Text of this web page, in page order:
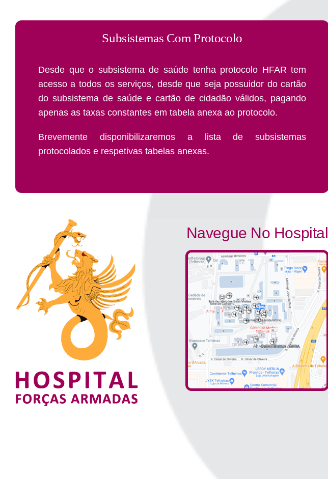
Subsistemas Com Protocolo
Desde que o subsistema de saúde tenha protocolo HFAR tem
acesso a todos os serviços, desde que seja possuidor do cartão
do subsistema de saúde e cartão de cidadão válidos, pagando
apenas as taxas constantes em tabela anexa ao protocolo.
Brevemente disponibilizaremos a lista de subsistemas
protocolados e respetivas tabelas anexas.
Navegue No Hospital